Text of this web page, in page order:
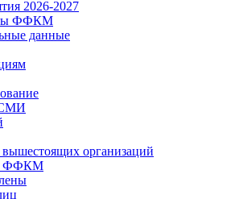
2026-2027
ФФКМ
данные
СМИ
организаций
ФФКМ